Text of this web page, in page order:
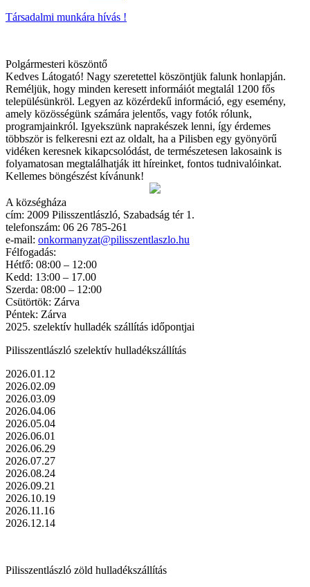
Társadalmi munkára hívás !
Polgármesteri köszöntő
Kedves Látogató! Nagy szeretettel köszöntjük falunk honlapján.
Reméljük, hogy minden keresett informáiót megtalál 1200 fős
településünkröl. Legyen az közérdekű információ, egy esemény,
amely közösségünk számára jelentős, vagy fotók rólunk,
programjainkról. Igyekszünk naprakészek lenni, így érdemes
többször is felkeresni ezt az oldalt, ha a Pilisben egy gyönyörű
vidéken keresnek kikapcsolódást, de természetesen lakosaink is
folyamatosan megtalálhatják itt híreinket, fontos tudnivalóinkat.
Kellemes böngészést kívánunk!
A községháza
cím: 2009 Pilisszentlászló, Szabadság tér 1.
telefonszám: 06 26 785-261
e-mail: onkormanyzat@pilisszentlaszlo.hu
Félfogadás:
Hétfő: 08:00 – 12:00
Kedd: 13:00 – 17.00
Szerda: 08:00 – 12:00
Csütörtök: Zárva
Péntek: Zárva
2025. szelektív hulladék szállítás időpontjai
Pilisszentlászló szelektív hulladékszállítás
2026.01.12
2026.02.09
2026.03.09
2026.04.06
2026.05.04
2026.06.01
2026.06.29
2026.07.27
2026.08.24
2026.09.21
2026.10.19
2026.11.16
2026.12.14
Pilisszentlászló zöld hulladékszállítás